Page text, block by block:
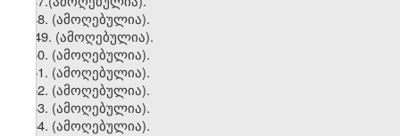
48. (ამოღებულია).
49. (ამოღებულია).
50. (ამოღებულია).
51. (ამოღებულია).
52. (ამოღებულია).
53. (ამოღებულია).
54. (ამოღებულია).